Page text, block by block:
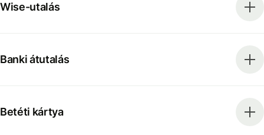
Wise-utalás
Banki átutalás
Betéti kártya